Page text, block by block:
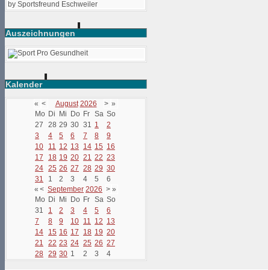
by Sportsfreund Eschweiler
Auszeichnungen
Kalender
« < August 2026 > »
Mo Di Mi Do Fr Sa So
27
28 29 30 31 1
2
3
4 5 6 7 8
9
10
11 12 13 14 15 16
17
18 19 20 21 22 23
24 25 26 27 28 29 30
31
1 2 3 4 5
6
« < September 2026 > »
Mo Di Mi Do Fr Sa So
31
1 2 3 4 5
6
7
8 9 10 11 12 13
14
15 16 17 18 19 20
21
22 23 24 25 26 27
28 29 30 1 2 3 4